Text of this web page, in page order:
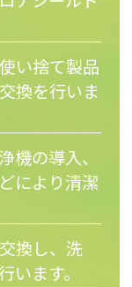
い捨て製品
換を行いま
機の導入、
により清潔
換し、洗
います。